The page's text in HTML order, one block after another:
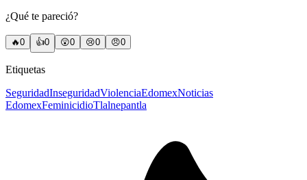
¿Qué te pareció?
🔥0 👍0 😲0 😢0 😠0
Etiquetas
SeguridadInseguridadViolenciaEdomexNoticias
EdomexFeminicidioTlalnepantla